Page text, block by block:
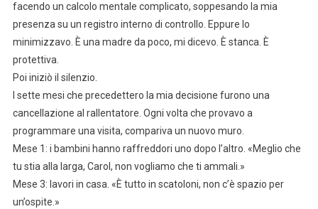
facendo un calcolo mentale complicato, soppesando la mia
presenza su un registro interno di controllo. Eppure lo
minimizzavo. È una madre da poco, mi dicevo. È stanca. È
protettiva.
Poi iniziò il silenzio.
I sette mesi che precedettero la mia decisione furono una
cancellazione al rallentatore. Ogni volta che provavo a
programmare una visita, compariva un nuovo muro.
Mese 1: i bambini hanno raffreddori uno dopo l’altro. «Meglio che
tu stia alla larga, Carol, non vogliamo che ti ammali.»
Mese 3: lavori in casa. «È tutto in scatoloni, non c’è spazio per
un’ospite.»